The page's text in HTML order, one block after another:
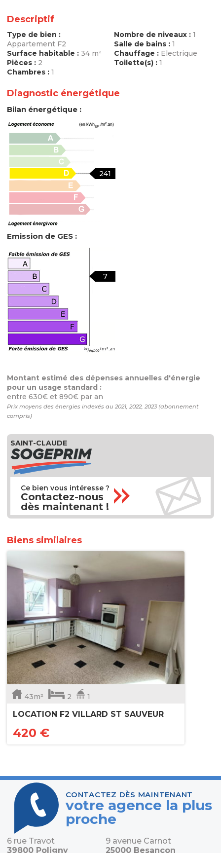
Descriptif
Type de bien :
Appartement F2
Surface habitable : 34 m²
Pièces : 2
Chambres : 1
Nombre de niveaux : 1
Salle de bains : 1
Chauffage : Electrique
Toilette(s) : 1
Diagnostic énergétique
Bilan énergétique :
241
Emission de GES :
7
Montant estimé des dépenses annuelles d'énergie
pour un usage standard :
entre 630€ et 890€ par an
Prix moyens des énergies indexés au 2021, 2022, 2023 (abonnement
compris)
SAINT-CLAUDE
Ce bien vous intéresse ?
Contactez-nous
dès maintenant !
Biens similaires
43m² 2 1
LOCATION F2 VILLARD ST SAUVEUR
420 €
CONTACTEZ DÈS MAINTENANT
votre agence la plus
proche
6 rue Travot
39800 Poligny
9 avenue Carnot
25000 Besançon